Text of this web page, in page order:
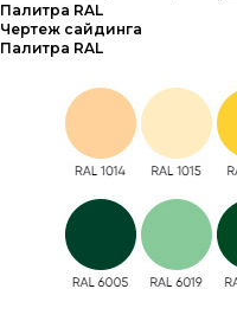
Палитра RAL
Чертеж сайдинга
Палитра RAL